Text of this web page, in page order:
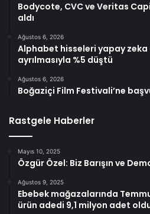
Bodycote, CVC ve Veritas
aldı
Ağustos 6, 2026
Alphabet hisseleri yapay zeka
ayrılmasıyla %5 düştü
Ağustos 6, 2026
Boğaziçi Film Festivali’ne
Rastgele Haberler
Mayıs 10, 2025
Özgür Özel: Biz Barışın ve
Ağustos 9, 2025
Ebebek mağazalarında
ürün adedi 9,1 milyon adet